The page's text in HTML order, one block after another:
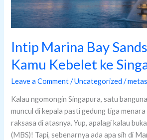
Intip Marina Bay
Kamu Kebelet ke
Leave a Comment /Uncategorized /
Kalau ngomongin Singapura, satu
muncul di kepala pasti gedung tiga
raksasa di atasnya. Yup, apalagi kalau
(MBS)! Tapi, sebenarnya ada apa sih di
Kebelet
ke
Singapura!